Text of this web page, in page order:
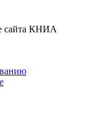
сайта КНИА